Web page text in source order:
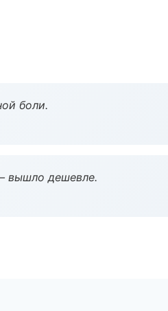
боли.
вышло дешевле.